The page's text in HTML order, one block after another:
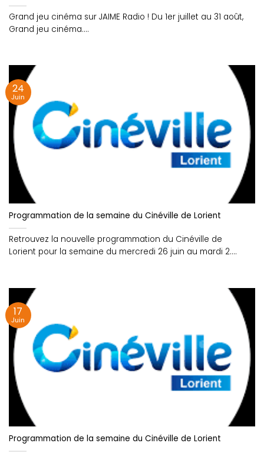
Grand jeu cinéma sur JAIME Radio ! Du 1er juillet au 31 août,
Grand jeu cinéma....
Programmation de la semaine du Cinéville de Lorient
Retrouvez la nouvelle programmation du Cinéville de
Lorient pour la semaine du mercredi 26 juin au mardi 2....
24
Juin
Programmation de la semaine du Cinéville de Lorient
17
Juin